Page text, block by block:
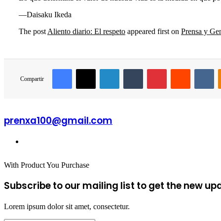
—Daisaku Ikeda
The post Aliento diario: El respeto appeared first on Prensa y
Compartir
Facebook
X LinkedInTumblrPinterestReddit
prenxa100@gmail.com
With Product You Purchase
Subscribe to our mailing list to get the new
Lorem ipsum dolor sit amet, consectetur.